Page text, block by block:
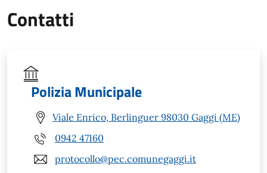
Contatti
Polizia Municipale
Viale Enrico, Berlinguer 98030 Gaggi (ME)
0942 47160
protocollo@pec.comunegaggi.it